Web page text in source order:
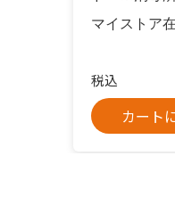
マイストア
税込
カート